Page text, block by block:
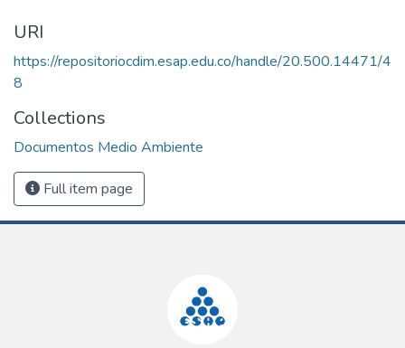
URI
https://repositoriocdim.esap.edu.co/handle/20.500.14471/4
8
Collections
Documentos Medio Ambiente
Full item page